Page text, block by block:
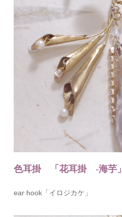
色耳掛 「花耳掛 -海芋」
ear hook「イロジカケ」